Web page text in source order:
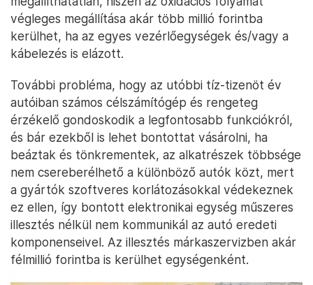
végleges megállítása akár több millió forintba
kerülhet, ha az egyes vezérlőegységek és/vagy a
kábelezés is elázott.
További probléma, hogy az utóbbi tíz-tizenöt év
autóiban számos célszámítógép és rengeteg
érzékelő gondoskodik a legfontosabb funkciókról,
és bár ezekből is lehet bontottat vásárolni, ha
beáztak és tönkrementek, az alkatrészek többsége
nem csereberélhető a különböző autók közt, mert
a gyártók szoftveres korlátozásokkal védekeznek
ez ellen, így bontott elektronikai egység műszeres
illesztés nélkül nem kommunikál az autó eredeti
komponenseivel. Az illesztés márkaszervizben akár
félmillió forintba is kerülhet egységenként.